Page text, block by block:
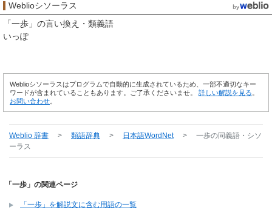
Weblioシソーラス
「一歩 」の言い換え・類義語
いっぽ
Weblioシソーラスはプログラムで自動的に生成されているため、一部不適切なキー
ワードが含まれていることもあります。ご了承くださいませ。 詳しい解説を見る
お問い合わせ
Weblio 辞書 > 類語辞典 > 日本語WordNet > 一歩の同義語・シソ
ーラス
「一歩」の関連ページ
「一歩」を解説文に含む用語の一覧